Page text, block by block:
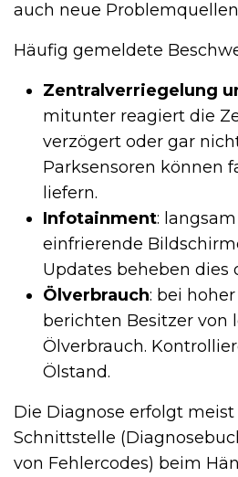
auch neue
Häufig gemeldete
Zentralverriegelung
mitunter reagiert die
verzögert oder gar
Parksensoren können
liefern.
Infotainment:
einfrierende
Updates beheben dies
Ölverbrauch: bei
berichten Besitzer von
Ölverbrauch.
Ölstand.
Die Diagnose erfolgt
Schnittstelle
von Fehlercodes) beim